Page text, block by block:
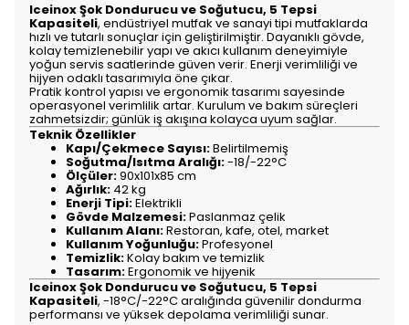
Iceinox Şok Dondurucu ve Soğutucu, 5 Tepsi
Kapasiteli, endüstriyel mutfak ve sanayi tipi mutfaklarda
hızlı ve tutarlı sonuçlar için geliştirilmiştir. Dayanıklı gövde,
kolay temizlenebilir yapı ve akıcı kullanım deneyimiyle
yoğun servis saatlerinde güven verir. Enerji verimliliği ve
hijyen odaklı tasarımıyla öne çıkar.
Pratik kontrol yapısı ve ergonomik tasarımı sayesinde
operasyonel verimlilik artar. Kurulum ve bakım süreçleri
zahmetsizdir; günlük iş akışına kolayca uyum sağlar.
Teknik Özellikler
Kapı/Çekmece Sayısı:Belirtilmemiş
Soğutma/Isıtma Aralığı:-18/-22°C
Ölçüler:90x101x85 cm
Ağırlık: 42 kg
Enerji Tipi:Elektrikli
Gövde Malzemesi:Paslanmaz çelik
Kullanım Alanı:Restoran, kafe, otel, market
Kullanım Yoğunluğu:Profesyonel
Temizlik:Kolay bakım ve temizlik
Tasarım:Ergonomik ve hijyenik
Iceinox Şok Dondurucu ve Soğutucu, 5 Tepsi
Kapasiteli, -18°C/-22°C aralığında güvenilir dondurma
performansı ve yüksek depolama verimliliği sunar.